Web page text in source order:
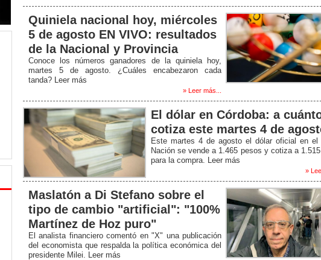
Quiniela nacional hoy, miércoles
5 de agosto EN VIVO: resultados
de la Nacional y Provincia
Conoce los números ganadores de la quiniela hoy,
martes 5 de agosto. ¿Cuáles encabezaron cada
tanda? Leer más
» Leer más...
El dólar en Córdoba: a
cotiza este martes 4 de
Este martes 4 de agosto el dólar oficial en el
Nación se vende a 1.465 pesos y cotiza a
para la compra. Leer más
»
Maslatón a Di Stefano sobre el
tipo de cambio "artificial": "100%
Martínez de Hoz puro"
El analista financiero comentó en "X" una publicación
del economista que respalda la política económica del
presidente Milei. Leer más